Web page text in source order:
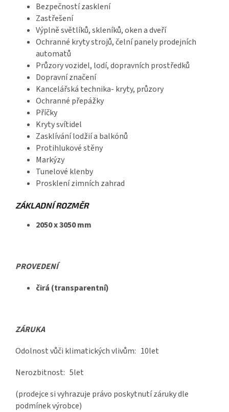
Bezpečností zasklení
Zastřešení
Výplně světlíků, skleníků, oken a dveří
Ochranné kryty strojů, čelní panely prodejních
automatů
Průzory vozidel, lodí, dopravních prostředků
Dopravní značení
Kancelářská technika- kryty, průzory
Ochranné přepážky
Příčky
Kryty svítidel
Zasklívání lodžií a balkónů
Protihlukové stěny
Markýzy
Tunelové klenby
Prosklení zimních zahrad
ZÁKLADNÍ ROZMĚR
2050 x 3050 mm
PROVEDENÍ
čirá (transparentní)
ZÁRUKA
Odolnost vůči klimatických vlivům: 10let
Nerozbitnost: 5let
(prodejce si vyhrazuje právo poskytnutí záruky dle
podmínek výrobce)